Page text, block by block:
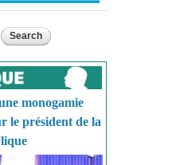
monogamie
le président de la